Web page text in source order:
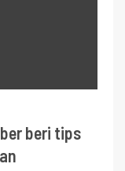
beri tips